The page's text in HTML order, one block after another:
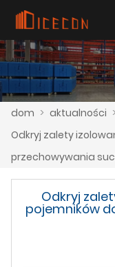
dom > aktualności >
Odkryj zalety
przechowywania
Odkryj
pojemników